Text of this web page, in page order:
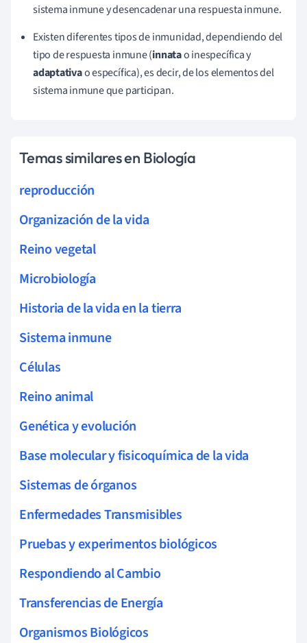
sistema inmune y desencadenar una respuesta inmune.
Existen diferentes tipos de inmunidad, dependiendo del
tipo de respuesta inmune (innatao inespecífica y
adaptativao específica), es decir, de los elementos del
sistema inmune que participan.
Temas similares en Biología
reproducción
Organización de la vida
Reino vegetal
Microbiología
Historia de la vida en la tierra
Sistema inmune
Células
Reino animal
Genética y evolución
Base molecular y fisicoquímica de la vida
Sistemas de órganos
Enfermedades Transmisibles
Pruebas y experimentos biológicos
Respondiendo al Cambio
Transferencias de Energía
Organismos Biológicos